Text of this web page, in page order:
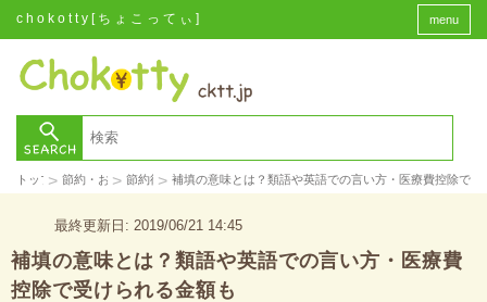
chokotty[ちょこってぃ] menu
トップ> 節約・お金
> 節約術> 補填の意味とは？類語や英語での言い方・医療費控除で受
最終更新日: 2019/06/21 14:45
補填の意味とは？類語や英語での言い方・医療費
控除で受けられる金額も